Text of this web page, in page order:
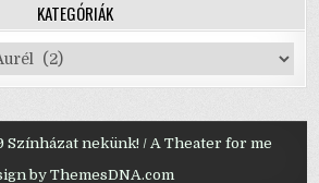
KATEGÓRIÁK
nekünk! / A Theater for me
by ThemesDNA.com